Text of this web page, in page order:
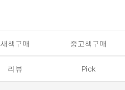
새책구매 중고책구매
리뷰 Pick